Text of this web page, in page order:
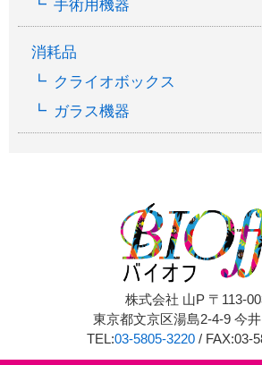
手術用機器
消耗品
クライオボックス
ガラス機器
株式会社 山P 〒113-
東京都文京区湯島2-4-9 今
TEL:03-5805-3220/ FAX:03-